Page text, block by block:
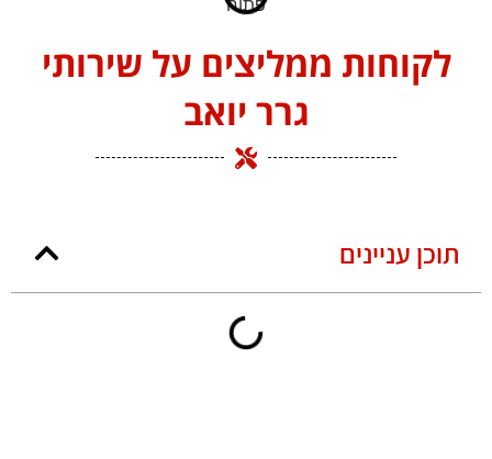
לקוחות ממליצים על שירותי
גרר יואב
תוכן עניינים